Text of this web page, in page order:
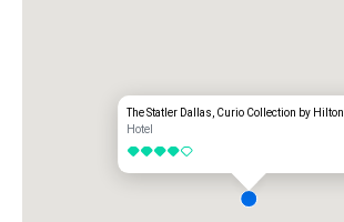
The Statler Dallas, Curio Collection by Hilton
Hotel
4 von 5